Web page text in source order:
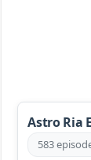
Astro Ria
583